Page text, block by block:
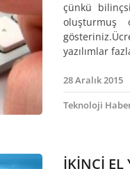
çünkü
oluşturmuş
yazılımlar
28 Aralık 2015
Teknoloji
İKİNCİ EL